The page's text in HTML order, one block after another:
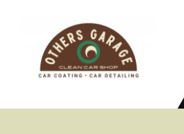
アザースガ
テナンス